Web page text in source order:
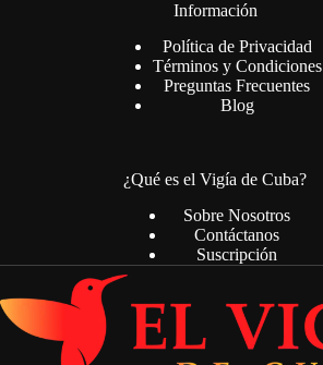
Información
Política de Privacidad
Términos y Condiciones
Preguntas Frecuentes
Blog
¿Qué es el Vigía de Cuba?
Sobre Nosotros
Contáctanos
Suscripción